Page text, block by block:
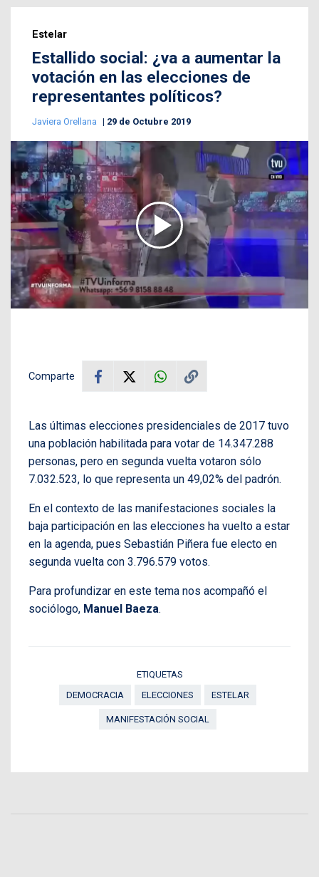
Estelar
Estallido social: ¿va a aumentar la
votación en las elecciones de
representantes políticos?
Javiera Orellana 29 de Octubre 2019
Comparte
Las últimas elecciones presidenciales de 2017 tuvo
una población habilitada para votar de 14.347.288
personas, pero en segunda vuelta votaron sólo
7.032.523, lo que representa un 49,02% del padrón.
En el contexto de las manifestaciones sociales la
baja participación en las elecciones ha vuelto a estar
en la agenda, pues Sebastián Piñera fue electo en
segunda vuelta con 3.796.579 votos.
Para profundizar en este tema nos acompañó el
sociólogo, Manuel Baeza.
ETIQUETAS
DEMOCRACIA
ELECCIONES ESTELAR
MANIFESTACIÓN SOCIAL